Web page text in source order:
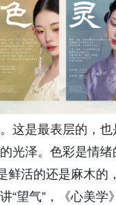
这是最表层的，
光泽。色彩是情
鲜活的还是麻木
“望气”，《心美